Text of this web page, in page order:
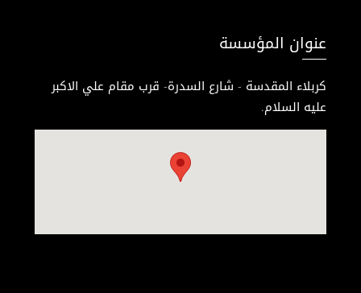
عنوان المؤسسة
كربلاء المقدسة - شارع السدرة- قرب مقام علي الاكبر
عليه السلام.